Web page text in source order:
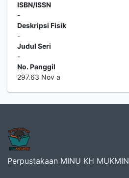
ISBN/ISSN
-
Deskripsi Fisik
-
Judul Seri
-
No. Panggil
297.63 Nov a
Perpustakaan MINU KH MUKMIN